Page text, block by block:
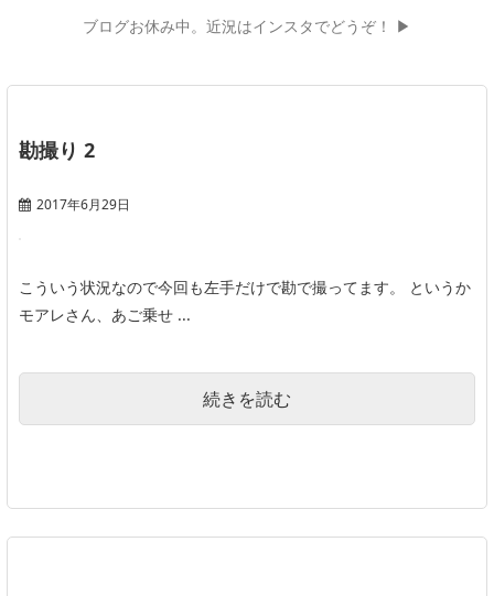
ブログお休み中。近況はインスタでどうぞ！ ▶
勘撮り 2
2017年6月29日
こういう状況なので今回も左手だけで勘で撮ってます。 というか
モアレさん、あご乗せ ...
続きを読む